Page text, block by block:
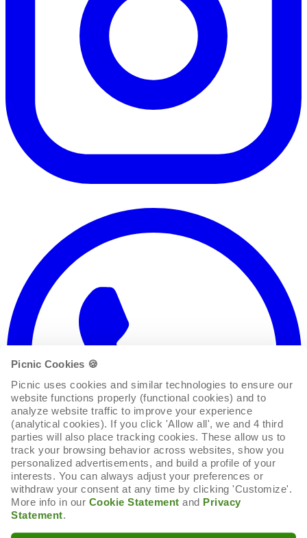
Picnic Cookies 🍪
Picnic uses cookies and similar technologies to ensure our
website functions properly (functional cookies) and to
analyze website traffic to improve your experience
(analytical cookies). If you click 'Allow all', we and 4 third
parties will also place tracking cookies. These allow us to
track your browsing behavior across websites, show you
personalized advertisements, and build a profile of your
interests. You can always adjust your preferences or
withdraw your consent at any time by clicking 'Customize'.
More info in our Cookie Statement and Privacy
Statement.